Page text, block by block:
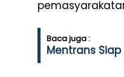
Baca juga :
Mentrans